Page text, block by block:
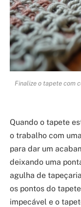
Finalize o tapete com
Quando o tapete
o trabalho com
para dar um
deixando uma
agulha de
os pontos do
impecável e o